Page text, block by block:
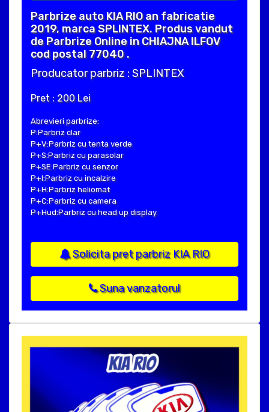
Parbrize auto KIA RIO an fabricatie
2019, marca SPLINTEX. Produs vandut
de Parbrize Online in CHIAJNA ILFOV
cod postal 77040 .
Producator parbriz : SPLINTEX
Pret : 200 Lei
Abrevieri parbrize:
P:Parbriz clar
P+V:Parbriz cu tenta verde
P+S:Parbriz cu parasolar
P+SE:Parbriz cu senzor
P+I:Parbriz cu incalzire
P+H:Parbriz heliomat
P+C:Parbriz cu camera
P+Hud:Parbriz cu head up display
Solicita pret parbriz KIA RIO
Suna vanzatorul